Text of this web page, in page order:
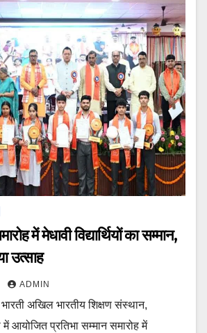
में मेधावी विद्यार्थियों का सम्मान,
उत्साह
ADMIN
भारती अखिल भारतीय शिक्षण संस्थान,
में आयोजित प्रतिभा सम्मान समारोह में